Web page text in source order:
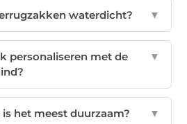
waterdicht? ▼
personaliseren met de
▼
het meest duurzaam? ▼